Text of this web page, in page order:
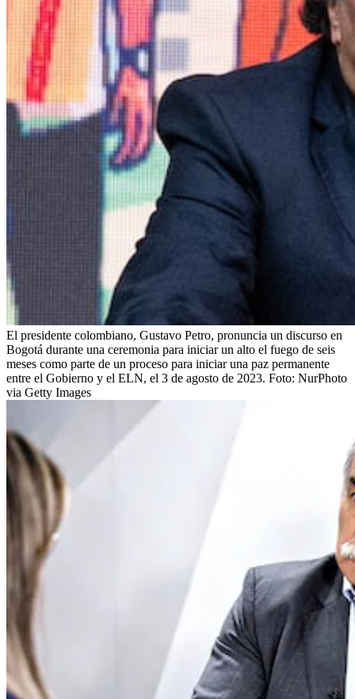
El presidente colombiano, Gustavo Petro, pronuncia un discurso en
Bogotá durante una ceremonia para iniciar un alto el fuego de seis
meses como parte de un proceso para iniciar una paz permanente
entre el Gobierno y el ELN, el 3 de agosto de 2023. Foto: NurPhoto
via Getty Images